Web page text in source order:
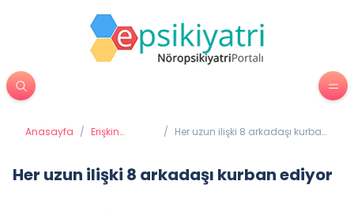
Anasayfa / Erişkin
/ Her uzun ilişki 8 arkadaşı kurban
Her uzun ilişki 8 arkadaşı kurban ediyor